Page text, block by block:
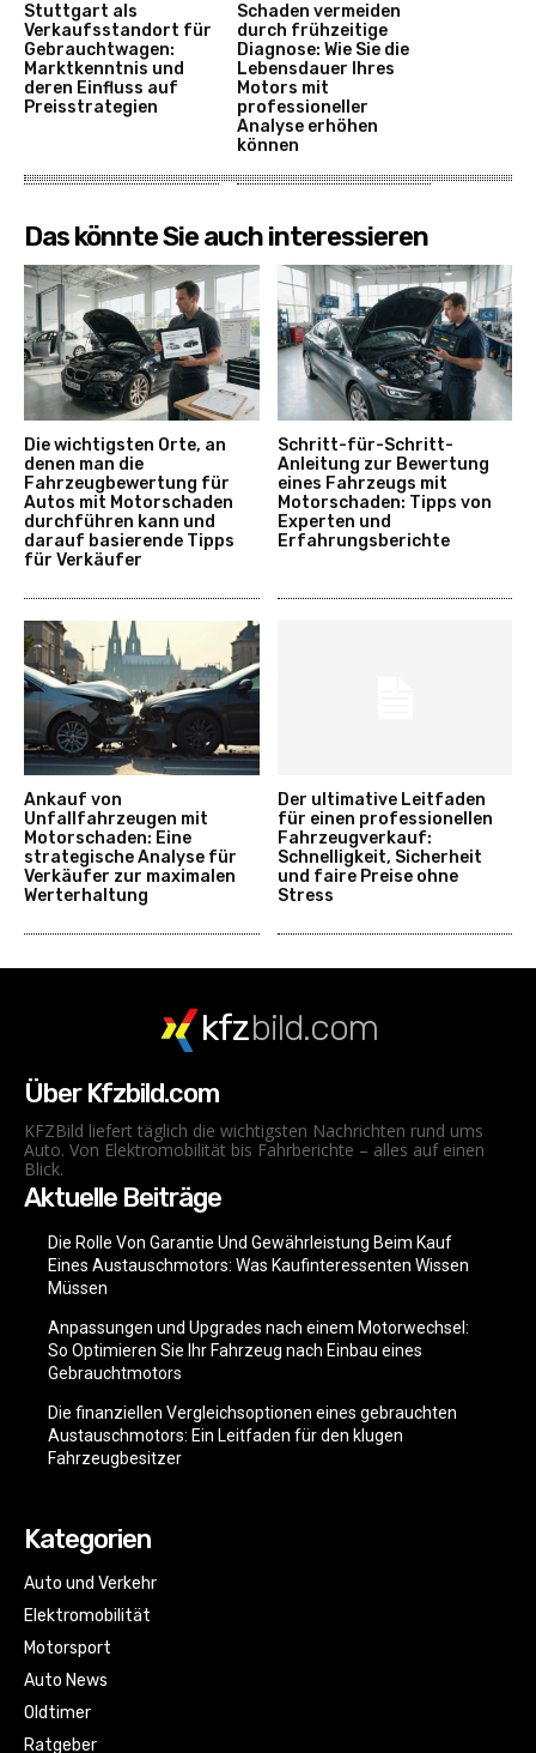
Stuttgart als
Verkaufsstandort für
Gebrauchtwagen:
Marktkenntnis und
deren Einfluss auf
Preisstrategien
Schaden vermeiden
durch frühzeitige
Diagnose: Wie Sie die
Lebensdauer Ihres
Motors mit
professioneller
Analyse erhöhen
können
Das könnte Sie auch interessieren
Die wichtigsten Orte, an
denen man die
Fahrzeugbewertung für
Autos mit Motorschaden
durchführen kann und
darauf basierende Tipps
für Verkäufer
Schritt-für-Schritt-
Anleitung zur Bewertung
eines Fahrzeugs mit
Motorschaden: Tipps von
Experten und
Erfahrungsberichte
Ankauf von
Unfallfahrzeugen mit
Motorschaden: Eine
strategische Analyse für
Verkäufer zur maximalen
Werterhaltung
Der ultimative Leitfaden
für einen professionellen
Fahrzeugverkauf:
Schnelligkeit, Sicherheit
und faire Preise ohne
Stress
kfzbild.com
Über Kfzbild.com
KFZBild liefert täglich die wichtigsten Nachrichten rund ums
Auto. Von Elektromobilität bis Fahrberichte – alles auf einen
Blick.
Aktuelle Beiträge
Die Rolle Von Garantie Und Gewährleistung Beim Kauf
Eines Austauschmotors: Was Kaufinteressenten Wissen
Müssen
Anpassungen und Upgrades nach einem Motorwechsel:
So Optimieren Sie Ihr Fahrzeug nach Einbau eines
Gebrauchtmotors
Die finanziellen Vergleichsoptionen eines gebrauchten
Austauschmotors: Ein Leitfaden für den klugen
Fahrzeugbesitzer
Kategorien
Auto und Verkehr
Elektromobilität
Motorsport
Auto News
Oldtimer
Ratgeber